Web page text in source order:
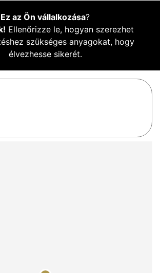
Ez az Ön vállalkozása?
Ellenőrizze le, hogyan szerezhet
szükséges anyagokat, hogy
élvezhesse sikerét.